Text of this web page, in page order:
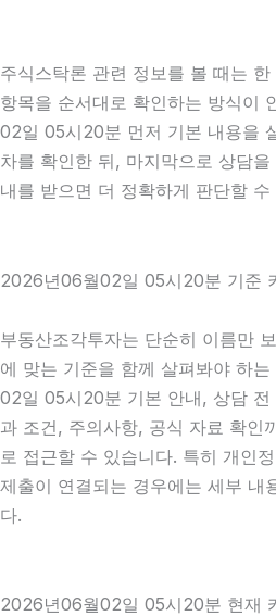
주식스탁론 관련 정보를 볼 때는
항목을 순서대로 확인하는 방식이
02일 05시20분 먼저 기본 내용을
차를 확인한 뒤, 마지막으로 상담
내를 받으면 더 정확하게 판단할 수
2026년06월02일 05시20분 기준
부동산조각투자는 단순히 이름만
에 맞는 기준을 함께 살펴봐야 하
02일 05시20분 기본 안내, 상담
과 조건, 주의사항, 공식 자료 확인
로 접근할 수 있습니다. 특히 개인
제출이 연결되는 경우에는 세부 내
다.
2026년06월02일 05시20분 현재